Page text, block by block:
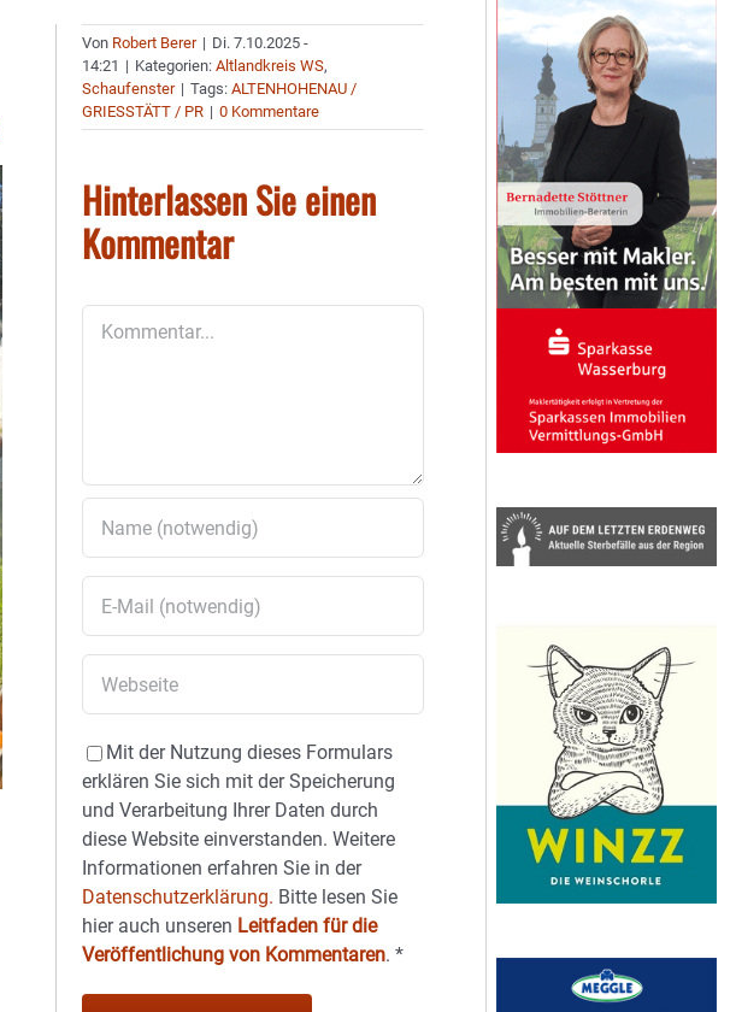
Von Robert Berer | Di. 7.10.2025 -
14:21 | Kategorien:Altlandkreis WS,
Schaufenster | Tags:ALTENHOHENAU /
GRIESSTÄTT / PR | 0 Kommentare
Hinterlassen Sie einen
Kommentar
Mit der Nutzung dieses Formulars
erklären Sie sich mit der Speicherung
und Verarbeitung Ihrer Daten durch
diese Website einverstanden. Weitere
Informationen erfahren Sie in der
Datenschutzerklärung. Bitte lesen Sie
hier auch unseren Leitfaden für die
Veröffentlichung von Kommentaren.*